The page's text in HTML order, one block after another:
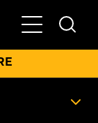
Basculer la